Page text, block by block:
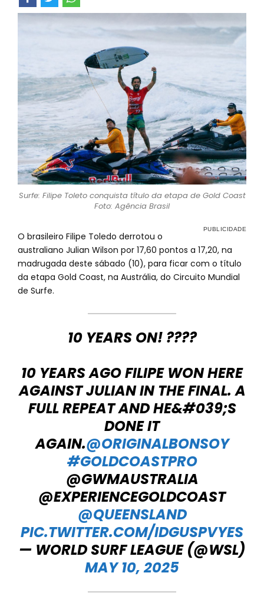
Surfe: Filipe Toleto conquista título da etapa de Gold Coast
Foto: Agência Brasil
O brasileiro Filipe Toledo derrotou o
australiano Julian Wilson por 17,60 pontos a 17,20, na
madrugada deste sábado (10), para ficar com o título
da etapa Gold Coast, na Austrália, do Circuito Mundial
de Surfe.
10 YEARS ON! ????
10 YEARS AGO FILIPE WON HERE
AGAINST JULIAN IN THE FINAL. A
FULL REPEAT AND HE&#039;S
DONE IT
AGAIN.@ORIGINALBONSOY
#GOLDCOASTPRO
@GWMAUSTRALIA
@EXPERIENCEGOLDCOAST
@QUEENSLAND
PIC.TWITTER.COM/IDGUSPVYES
— WORLD SURF LEAGUE (@WSL)
MAY 10, 2025